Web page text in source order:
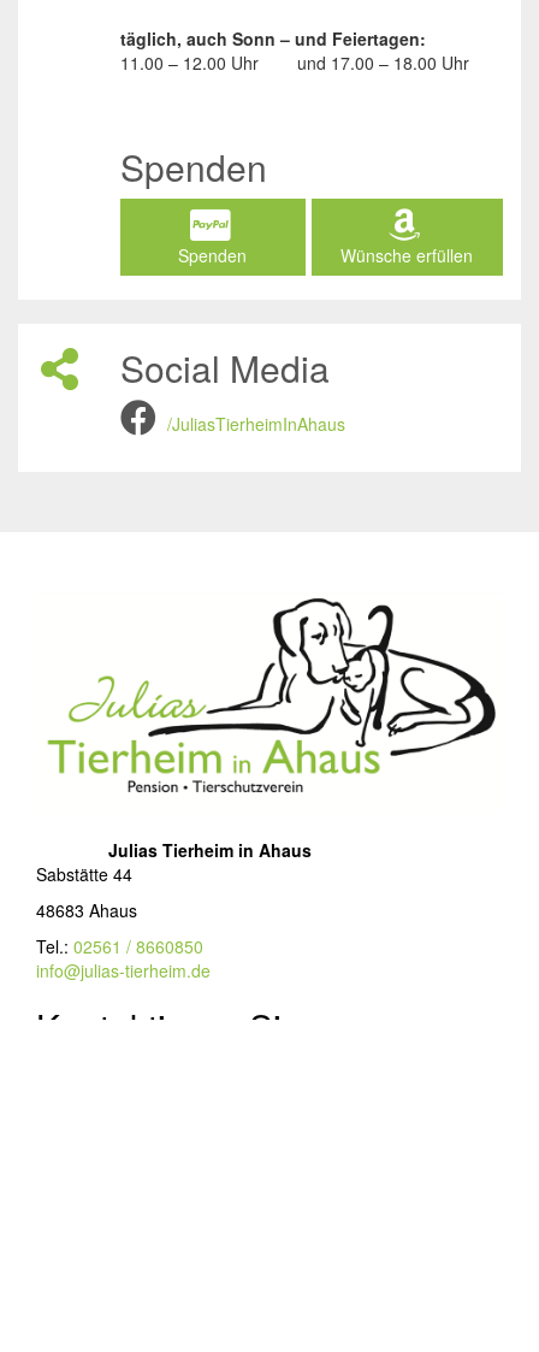
täglich, auch Sonn – und Feiertagen:
11.00 – 12.00 Uhr
und 17.00 – 18.00 Uhr
Spenden
Spenden Wünsche erfüllen
Social Media
/JuliasTierheimInAhaus
Julias Tierheim in Ahaus
Sabstätte 44
48683 Ahaus
Tel.: 02561 / 8660850
info@julias-tierheim.de
Kontaktieren Sie uns